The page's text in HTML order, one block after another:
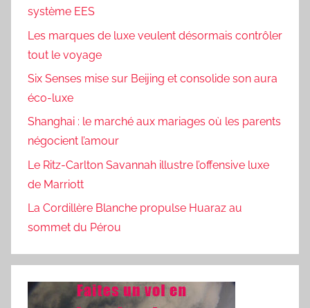
système EES
Les marques de luxe veulent désormais contrôler
tout le voyage
Six Senses mise sur Beijing et consolide son aura
éco-luxe
Shanghai : le marché aux mariages où les parents
négocient l’amour
Le Ritz-Carlton Savannah illustre l’offensive luxe
de Marriott
La Cordillère Blanche propulse Huaraz au
sommet du Pérou